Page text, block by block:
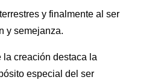
y finalmente al ser
y semejanza.
la creación destaca la
especial del ser